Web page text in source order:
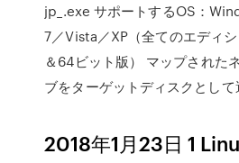
jp_.exe サポートするOS：
7／Vista／XP（全てのエディ
＆64ビット版） マップされた
ブをターゲットディスクとして
2018年1月23日 1